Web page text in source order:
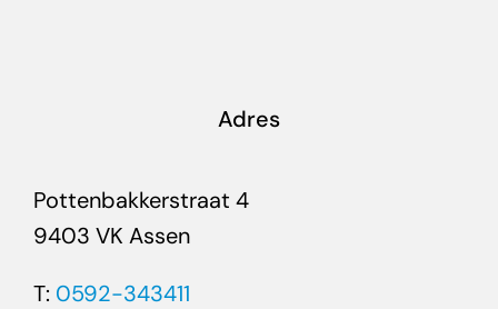
Adres
Pottenbakkerstraat 4
9403 VK Assen
T: 0592-343411